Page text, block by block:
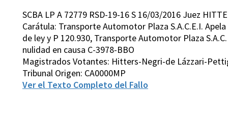
SCBA LP A 72779 RSD-19-16 S 16/03/2016 Juez
Carátula: Transporte Automotor Plaza S.A.C.E.I.
de ley y P 120.930, Transporte Automotor Plaza
nulidad en causa C-3978-BBO
Magistrados Votantes: Hitters-Negri-de Lázzari-
Tribunal Origen: CA0000MP
Ver el Texto Completo del Fallo